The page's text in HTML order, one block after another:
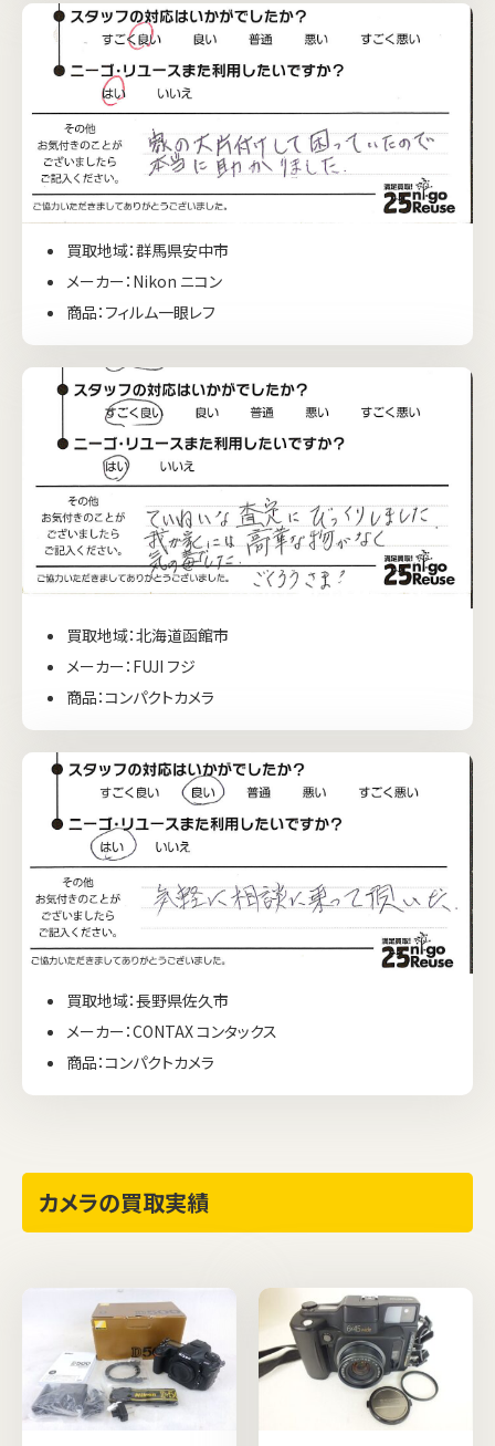
買取地域：群馬県安中市
メーカー：Nikon ニコン
商品：フィルム一眼レフ
買取地域：北海道函館市
メーカー：FUJI フジ
商品：コンパクトカメラ
買取地域：長野県佐久市
メーカー：CONTAX コンタックス
商品：コンパクトカメラ
カメラの買取実績